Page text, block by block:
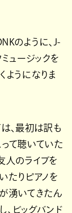
のように、J-
ュージックを
ようになりま
、最初は訳も
って聴いていた
人のライブを
たりピアノを
湧いてきたん
、ビッグバンド